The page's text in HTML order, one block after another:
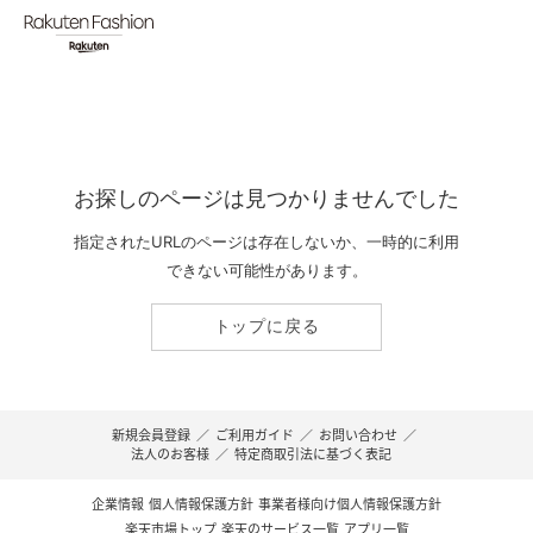
お探しのページは見つかりませんでした
指定されたURLのページは存在しないか、一時的に利用
できない可能性があります。
トップに戻る
新規会員登録 ／ ご利用ガイド ／ お問い合わせ ／
法人のお客様 ／ 特定商取引法に基づく表記
企業情報 個人情報保護方針 事業者様向け個人情報保護方針
楽天市場トップ 楽天のサービス一覧 アプリ一覧